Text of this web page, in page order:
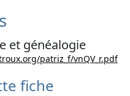
et généalogie
patriz_f/vnQV_r.pdf
fiche